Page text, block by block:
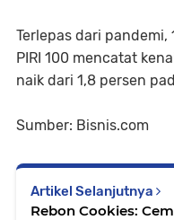
Terlepas dari
PIRI 100 mencatat
naik dari 1,8 persen
Sumber: Bisnis.com
Artikel Selanjutnya
Rebon Cookies: